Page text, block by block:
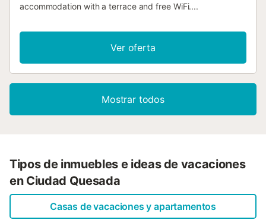
accommodation with a terrace and free WiFi....
Ver oferta
Mostrar todos
Tipos de inmuebles e ideas de vacaciones
en Ciudad Quesada
Casas de vacaciones y apartamentos